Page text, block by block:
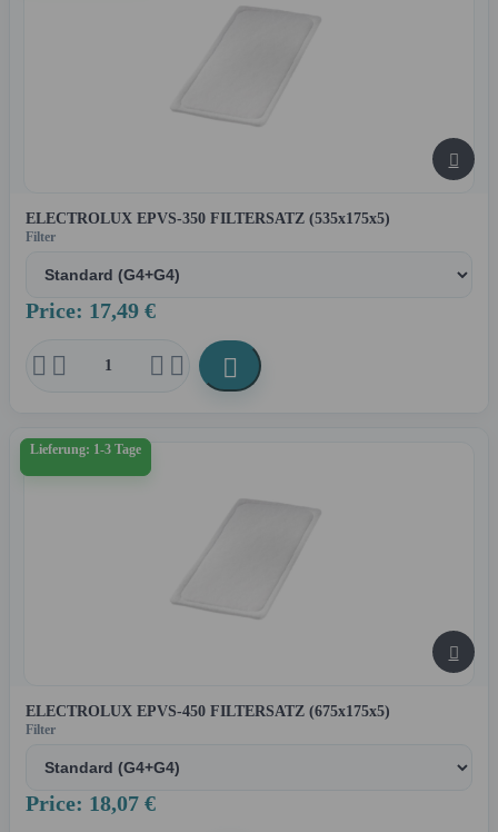

ELECTROLUX EPVS-350 FILTERSATZ (535x175x5)
Filter
Price: 17,49 €
    
Lieferung: 1-3 Tage

ELECTROLUX EPVS-450 FILTERSATZ (675x175x5)
Filter
Price: 18,07 €